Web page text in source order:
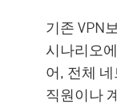
기존 VPN
시나리오
어, 전체
직원이나